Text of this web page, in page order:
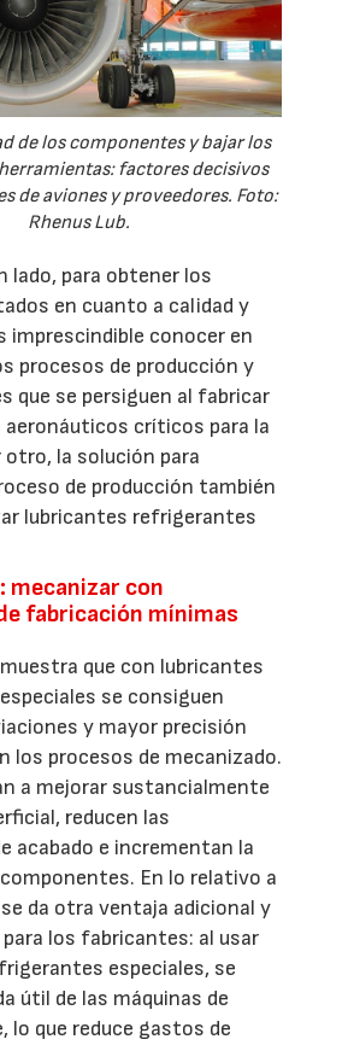
de los componentes y bajar los
factores decisivos
de aviones y proveedores. Foto:
Rhenus Lub.
lado, para obtener los
en cuanto a calidad y
imprescindible conocer en
procesos de producción y
que se persiguen al fabricar
críticos para la
otro, la solución para
de producción también
lubricantes refrigerantes
mecanizar con
fabricación mínimas
que con lubricantes
se consiguen
y mayor precisión
los procesos de mecanizado.
a mejorar sustancialmente
reducen las
acabado e incrementan la
En lo relativo a
da otra ventaja adicional y
los fabricantes: al usar
especiales, se
útil de las máquinas de
lo que reduce gastos de